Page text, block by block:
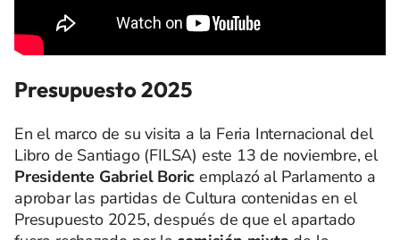
Presupuesto 2025
En el marco de su visita a la Feria Internacional del
Libro de Santiago (FILSA) este 13 de noviembre, el
Presidente Gabriel Boric emplazó al Parlamento a
aprobar las partidas de Cultura contenidas en el
Presupuesto 2025, después de que el apartado